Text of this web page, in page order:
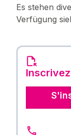
Es stehen
Verfügung